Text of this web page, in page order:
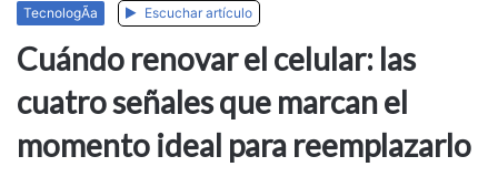
TecnologÃ­a Escuchar artículo
Cuándo renovar el celular: las
cuatro señales que marcan el
momento ideal para reemplazarlo